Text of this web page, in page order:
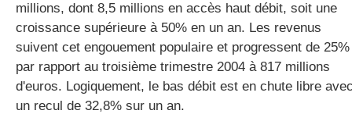
millions, dont 8,5 millions en accès haut débit, soit une
croissance supérieure à 50% en un an. Les revenus
suivent cet engouement populaire et progressent de 25%
par rapport au troisième trimestre 2004 à 817 millions
d'euros. Logiquement, le bas débit est en chute libre
un recul de 32,8% sur un an.